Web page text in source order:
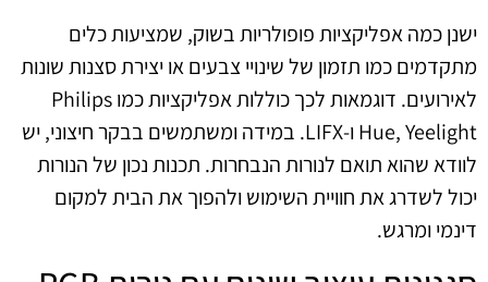
ישנן כמה אפליקציות פופולריות בשוק, שמציעות כלים
מתקדמים כמו תזמון של שינויי צבעים או יצירת סצנות שונות
לאירועים. דוגמאות לכך כוללות אפליקציות כמו Philips
Hue, Yeelight ו-LIFX. במידה ומשתמשים בבקר חיצוני, יש
לוודא שהוא תואם לנורות הנבחרות. תכנות נכון של הנורות
יכול לשדרג את חוויית השימוש ולהפוך את הבית למקום
דינמי ומרגש.